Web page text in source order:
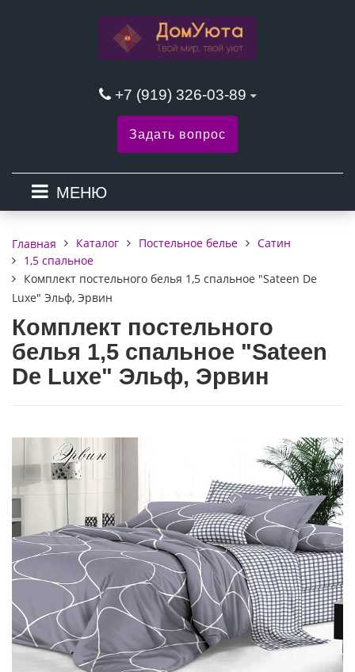
+7 (919) 326-03-89
Задать вопрос
МЕНЮ
Главная Каталог Постельное белье
Сатин
1,5 спальное
Комплект постельного белья 1,5 спальное "Sateen De
Luxe" Эльф, Эрвин
Комплект постельного
белья 1,5 спальное "Sateen
De Luxe" Эльф, Эрвин